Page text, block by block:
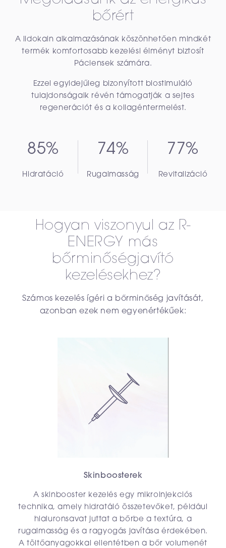
bőrért
A lidokain alkalmazásának köszönhetően mindkét
termék komfortosabb kezelési élményt biztosít
Páciensek számára.
Ezzel egyidejűleg bizonyított biostimuláló
tulajdonságaik révén támogatják a sejtes
regenerációt és a kollagéntermelést.
85%
Hidratáció
74%
Rugalmasság
77%
Revitalizáció
Hogyan viszonyul az R-
ENERGY más
bőrminőségjavító
kezelésekhez?
Számos kezelés ígéri a bőrminőség javítását,
azonban ezek nem egyenértékűek:
Skinboosterek
A skinbooster kezelés egy mikroinjekciós
technika, amely hidratáló összetevőket, például
hialuronsavat juttat a bőrbe a textúra, a
rugalmasság és a ragyogás javítása érdekében.
A töltőanyagokkal ellentétben a bőr volumenét